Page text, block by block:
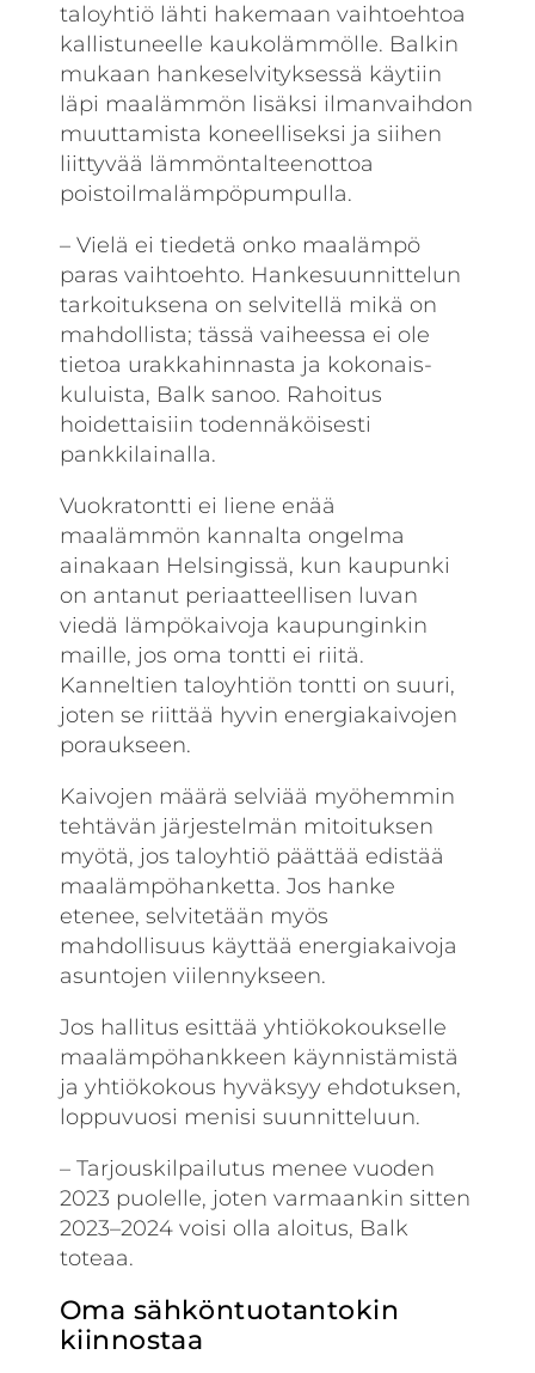
taloyhtiö lähti hakemaan vaihtoehtoa
kallistuneelle kaukolämmölle. Balkin
mukaan hankeselvityksessä käytiin
läpi maalämmön lisäksi ilmanvaihdon
muuttamista koneelliseksi ja siihen
liittyvää lämmöntalteenottoa
poistoilmalämpöpumpulla.
– Vielä ei tiedetä onko maalämpö
paras vaihto­ehto. Hankesuunnittelun
tarkoituksena on selvitellä mikä on
mahdollista; tässä vaiheessa ei ole
tietoa urakkahinnasta ja kokonais­
kuluista, Balk sanoo. Rahoitus
hoidettaisiin todennäköisesti
pankkilainalla.
Vuokratontti ei liene enää
maalämmön kannalta ongelma
ainakaan Helsingissä, kun kaupunki
on antanut periaatteellisen luvan
viedä lämpökaivoja kaupunginkin
maille, jos oma tontti ei riitä.
Kanneltien taloyhtiön tontti on suuri,
joten se riittää hyvin energiakaivojen
poraukseen.
Kaivojen määrä selviää myöhemmin
tehtävän järjestelmän mitoituksen
myötä, jos taloyhtiö päättää edistää
maalämpöhanketta. Jos hanke
etenee, selvitetään myös
mahdollisuus käyttää energiakaivoja
asuntojen viilennykseen.
Jos hallitus esittää yhtiökokoukselle
maalämpöhankkeen käynnistämistä
ja yhtiökokous hyväksyy ehdotuksen,
loppuvuosi menisi suunnitteluun.
– Tarjouskilpailutus menee vuoden
2023 puolelle, joten varmaankin sitten
2023–2024 voisi olla aloitus, Balk
toteaa.
Oma sähköntuotantokin
kiinnostaa